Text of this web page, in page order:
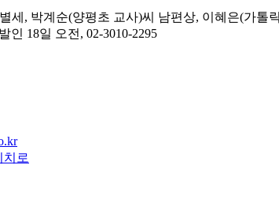
세, 박계순(양평초 교사)씨 남편상, 이혜은(가
인 18일 오전, 02-3010-2295
치로